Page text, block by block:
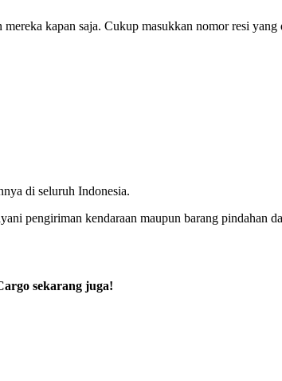
kapan saja. Cukup masukkan nomor resi
di seluruh Indonesia.
pengiriman kendaraan maupun barang pindahan
sekarang juga!